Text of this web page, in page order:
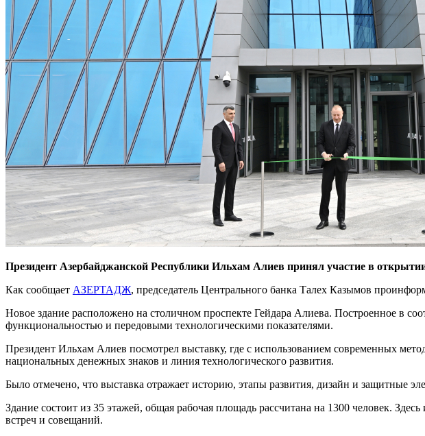
Президент Азербайджанской Республики Ильхам Алиев принял участие в
Как сообщает АЗЕРТАДЖ, председатель Центрального банка Талех Казымов
Новое здание расположено на столичном проспекте Гейдара Алиева. Построенное в
функциональностью и передовыми технологическими показателями.
Президент Ильхам Алиев посмотрел выставку, где с использованием современных
национальных денежных знаков и линия технологического развития.
Было отмечено, что выставка отражает историю, этапы развития, дизайн и защитные
Здание состоит из 35 этажей, общая рабочая площадь рассчитана на 1300 человек.
встреч и совещаний.